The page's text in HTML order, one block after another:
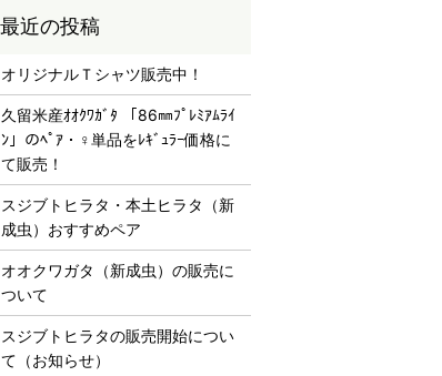
オリジナルＴシャツ販売中！
久留米産ｵｵｸﾜｶﾞﾀ 「86㎜ﾌﾟﾚﾐｱﾑﾗｲ
ﾝ」のﾍﾟｱ・♀単品をﾚｷﾞｭﾗｰ価格に
て販売！
スジブトヒラタ・本土ヒラタ（新
成虫）おすすめペア
オオクワガタ（新成虫）の販売に
ついて
スジブトヒラタの販売開始につい
て（お知らせ）